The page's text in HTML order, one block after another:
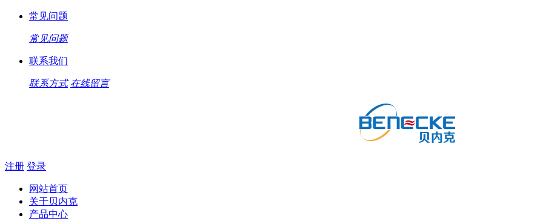
常见问题
常见问题
联系我们
联系方式 在线留言
注册 登录
网站首页
关于贝内克
产品中心